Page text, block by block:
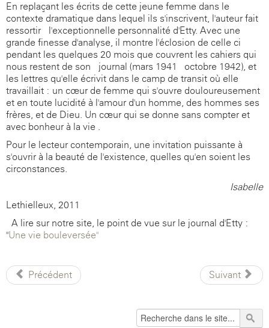
En replaçant les écrits de cette jeune femme dans le
contexte dramatique dans lequel ils s'inscrivent, l'auteur fait
ressortir l'exceptionnelle personnalité d'Etty. Avec une
grande finesse d'analyse, il montre l'éclosion de celle-ci
pendant les quelques 20 mois que couvrent les cahiers qui
nous restent de son journal (mars 1941 - octobre 1942), et
les lettres qu'elle écrivit dans le camp de transit où elle
travaillait : un cœur de femme qui s'ouvre douloureusement
et en toute lucidité à l'amour d'un homme, des hommes ses
frères, et de Dieu. Un cœur qui se donne sans compter et
avec bonheur à la vie .
Pour le lecteur contemporain, une invitation puissante à
s'ouvrir à la beauté de l'existence, quelles qu'en soient les
circonstances.
Isabelle
Lethielleux, 2011
A lire sur notre site, le point de vue sur le journal d'Etty :
"Une vie bouleversée"
Précédent Suivant